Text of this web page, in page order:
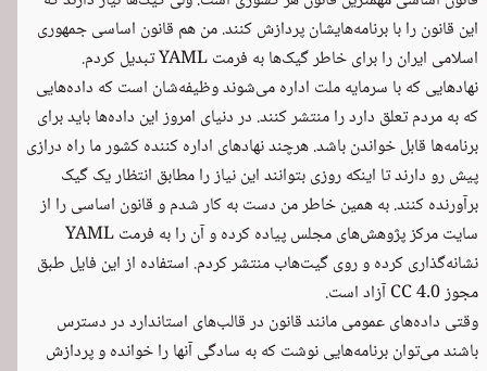
این قانون را با برنامه‌هایشان پردازش کنند. من هم قانون اساسی جمهوری
اسلامی ایران را برای خاطر گیک‌ها به فرمتYAMLتبدیل کردم.
نهادهایی که با سرمایه ملت اداره می‌شوند وظیفه‌شان است که داده‌هایی
که به مردم تعلق دارد را منتشر کنند. در دنیای امروز این داده‌ها باید برای
برنامه‌ها قابل خواندن باشد. هرچند نهادهای اداره کننده کشور ما راه درازی
پیش رو دارند تا اینکه روزی بتوانند این نیاز را مطابق انتظار یک گیک
برآورنده کنند. به همین خاطر من دست به کار شدم و قانون اساسی را از
سایت مرکز پژوهش‌های مجلس
پیاده کرده و آن را به فرمت YAML
نشانه‌گذاری کرده وروی گیت‌هابمنتشر کردم. استفاده از این فایل طبق
مجوزCC 4.0آزاد است.
وقتی داده‌های عمومی مانند قانون در قالب‌های استاندارد در دسترس
باشند می‌توان برنامه‌هایی نوشت که به سادگی آنها را خوانده و پردازش